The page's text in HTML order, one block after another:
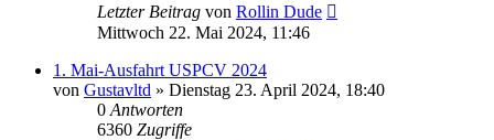
Letzter Beitrag von Rollin Dude
Mittwoch 22. Mai 2024, 11:46
1. Mai-Ausfahrt USPCV 2024
von Gustavltd » Dienstag 23. April 2024, 18:40
0 Antworten
6360 Zugriffe